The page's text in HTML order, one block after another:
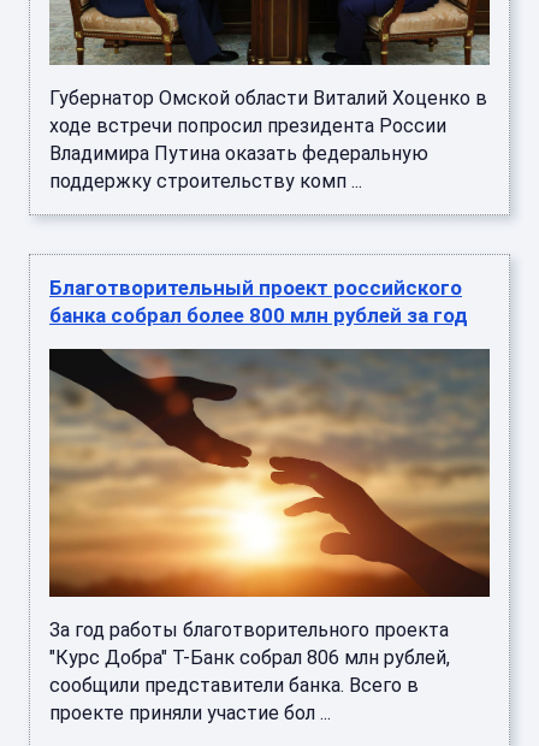
Губернатор Омской области Виталий Хоценко в
ходе встречи попросил президента России
Владимира Путина оказать федеральную
поддержку строительству комп ...
Благотворительный проект российского
банка собрал более 800 млн рублей за год
За год работы благотворительного проекта
"Курс Добра" Т-Банк собрал 806 млн рублей,
сообщили представители банка. Всего в
проекте приняли участие бол ...